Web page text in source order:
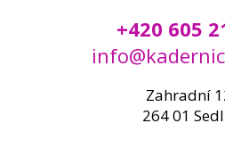
+420 605
Zahradní
264 01